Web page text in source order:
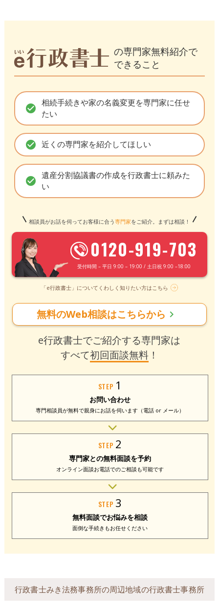
の専門家無料紹介で
できること
check_circle 相続手続きや家の名義変更を専門家に任せ
たい
check_circle 近くの専門家を紹介してほしい
check_circle 遺産分割協議書の作成を行政書士に頼みた
い
相談員がお話を伺ってお客様に合う 専門家をご紹介。まずは相談！
0120-919-703
受付時間 – 平日 9:00 – 19:00 / 土日祝 9:00 –18:00
「e行政書士」についてくわしく知りたい方はこちら
無料のWeb相談はこちらから chevron_right
e行政書士でご紹介する専門家は
すべて初回面談無料！
STEP 1
お問い合わせ
専門相談員が無料で親身にお話を伺います（電話 or メール）
STEP 2
専門家との無料面談を予約
オンライン面談お電話でのご相談も可能です
STEP 3
無料面談でお悩みを相談
面倒な手続きもお任せください
行政書士みき法務事務所の周辺地域の行政書士事務所